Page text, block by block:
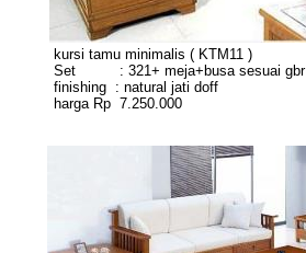
kursi tamu minimalis ( KTM11 )
Set : 321+ meja+busa sesuai gbr
finishing : natural jati doff
harga Rp 7.250.000